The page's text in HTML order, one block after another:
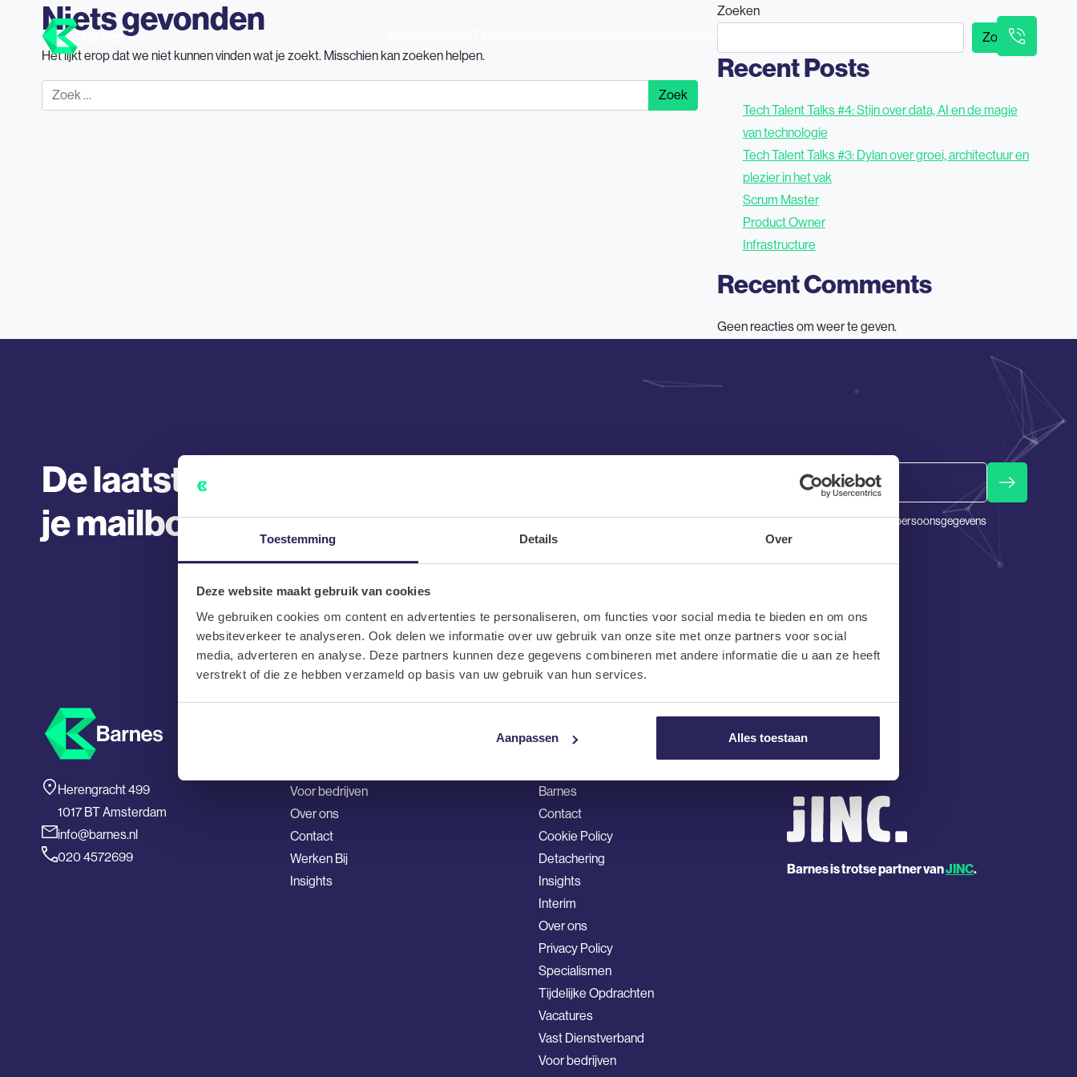
Toestemming Details Over
Deze website maakt gebruik van cookies
We gebruiken cookies om content en advertenties te personaliseren, om functies voor social media te bieden en om ons
websiteverkeer te analyseren. Ook delen we informatie over uw gebruik van onze site met onze partners voor social
media, adverteren en analyse. Deze partners kunnen deze gegevens combineren met andere informatie die u aan ze heeft
verstrekt of die ze hebben verzameld op basis van uw gebruik van hun services.
Aanpassen Alles toestaan
Niets gevonden
Het lijkt erop dat we niet kunnen vinden wat je zoekt. Misschien kan zoeken helpen.
Zoek naar:
Zoeken
Zoeken
Recent Posts
Tech Talent Talks #4: Stijn over data, AI en de magie
van technologie
Tech Talent Talks #3: Dylan over groei, architectuur en
plezier in het vak
Scrum Master
Product Owner
Infrastructure
Recent Comments
Geen reacties om weer te geven.
De laatste tech vacatures in
je mailbox.
Barnes gaat ten alle tijden strikt om met persoonsgegevens
en zal deze nooit delen met 3en
Herengracht 499
1017 BT Amsterdam
info@barnes.nl
020 4572699
Voor bedrijven
Over ons
Contact
Werken Bij
Insights
Algemene voorwaarden
Barnes
Contact
Cookie Policy
Detachering
Insights
Interim
Over ons
Privacy Policy
Specialismen
Tijdelijke Opdrachten
Vacatures
Vast Dienstverband
Voor bedrijven
Barnes is trotse partner vanJINC.